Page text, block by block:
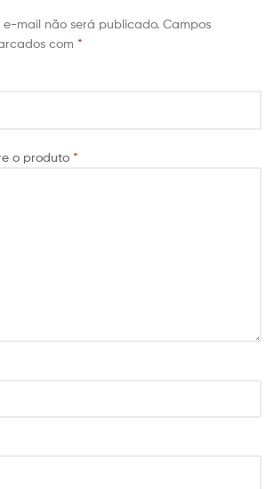
e-mail não será publicado. Campos
com *
o produto *